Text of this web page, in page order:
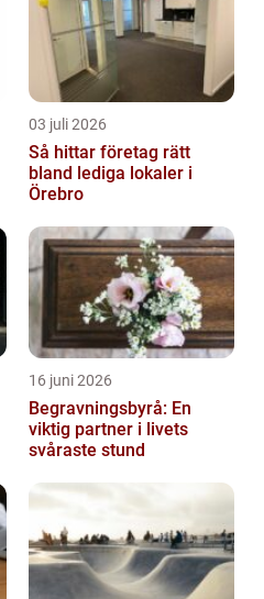
03 juli 2026
Så hittar företag rätt
bland lediga lokaler i
Örebro
16 juni 2026
Begravningsbyrå: En
viktig partner i livets
svåraste stund